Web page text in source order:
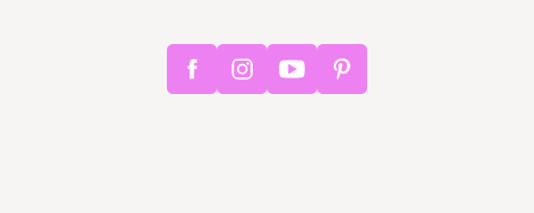
FacebookInstagramYoutube Pinterest